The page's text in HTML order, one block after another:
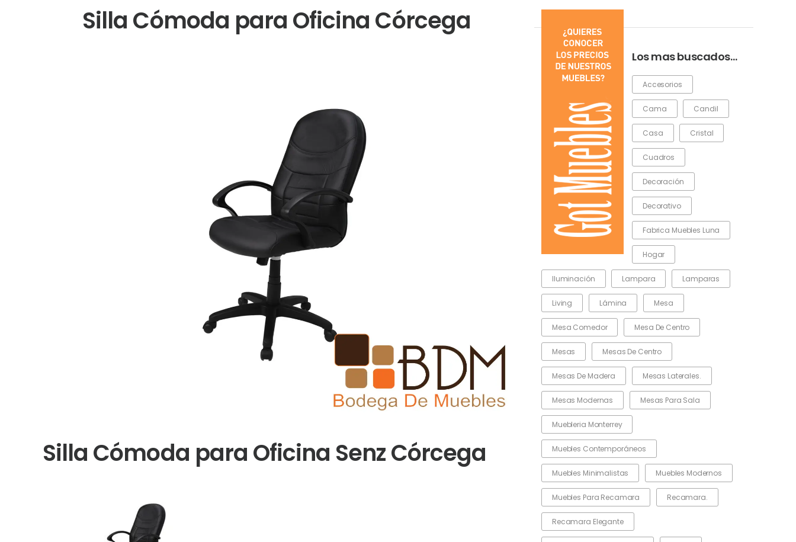
Los mas buscados…
Accesorios
Cama Candil
Casa Cristal
Cuadros
Decoración
Decorativo
Fabrica Muebles Luna
Hogar
Iluminación Lampara Lamparas
Living Lámina Mesa
Mesa Comedor Mesa De Centro
Mesas Mesas De Centro
Mesas De Madera Mesas Laterales.
Mesas Modernas Mesas Para Sala
Muebleria Monterrey
Muebles Contemporáneos
Muebles Minimalistas Muebles Modernos
Muebles Para Recamara Recamara.
Recamara Elegante
Silla Cómoda para Oficina Córcega
Silla Cómoda para Oficina Senz Córcega